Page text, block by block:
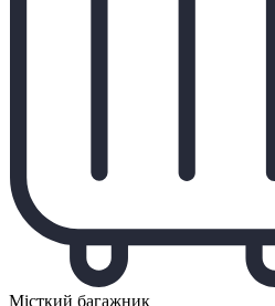
Місткий багажник